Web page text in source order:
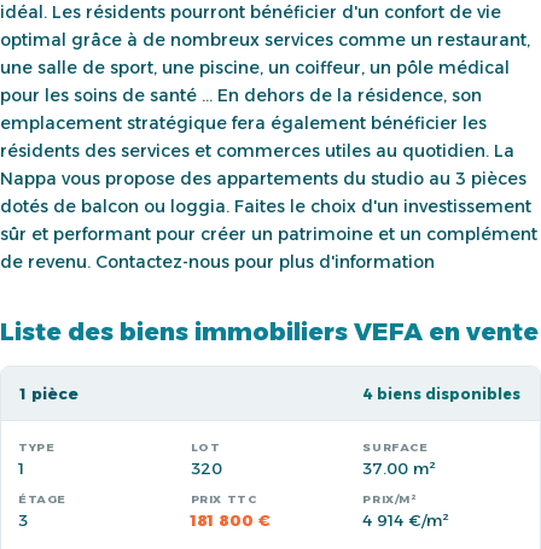
idéal. Les résidents pourront bénéficier d'un confort de vie
optimal grâce à de nombreux services comme un restaurant,
une salle de sport, une piscine, un coiffeur, un pôle médical
pour les soins de santé ... En dehors de la résidence, son
emplacement stratégique fera également bénéficier les
résidents des services et commerces utiles au quotidien. La
Nappa vous propose des appartements du studio au 3 pièces
dotés de balcon ou loggia. Faites le choix d'un investissement
sûr et performant pour créer un patrimoine et un complément
de revenu. Contactez-nous pour plus d'information
Liste des biens immobiliers VEFA en vente
1 pièce 4 biens disponibles
1 320 37.00 m²
3 181 800 € 4 914 €/m²